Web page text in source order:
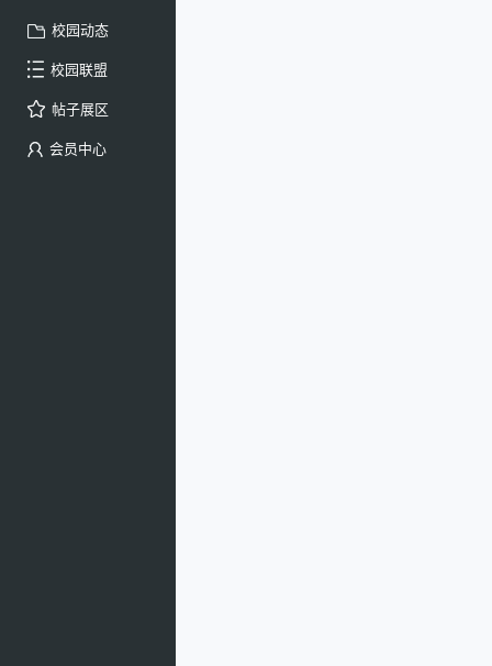
校园动态
校园联盟
帖子展区
会员中心